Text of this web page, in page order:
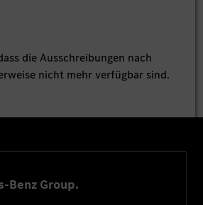
die Ausschreibungen nach
nicht mehr verfügbar sind.
Benz Group.